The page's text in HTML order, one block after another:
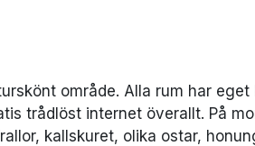
område. Alla rum har eget
trådlöst internet överallt. På
kallskuret, olika ostar,